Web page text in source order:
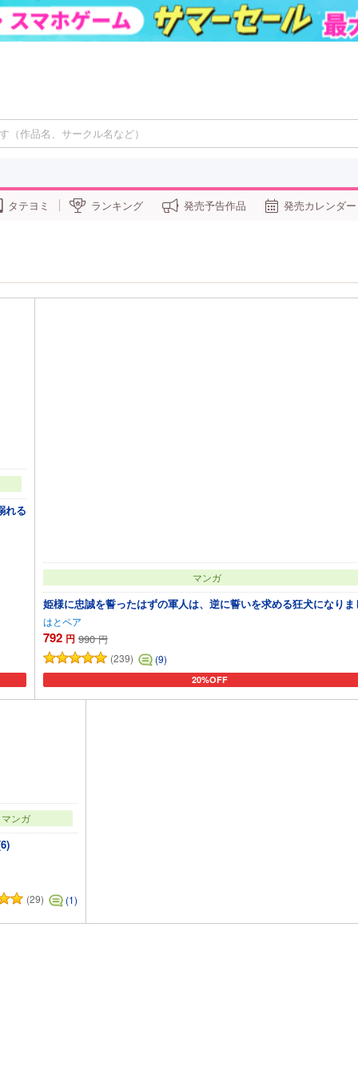
タテヨミ ランキング 発売予告作品 発売カレンダー
れる
マンガ
姫様に忠誠を誓ったはずの軍人は、逆に誓いを求める狂犬になりま
はとペア
792 円 990 円
(239)
(9)
20%OFF
カートに追加
マンガ
(29) (1)
ートに追加